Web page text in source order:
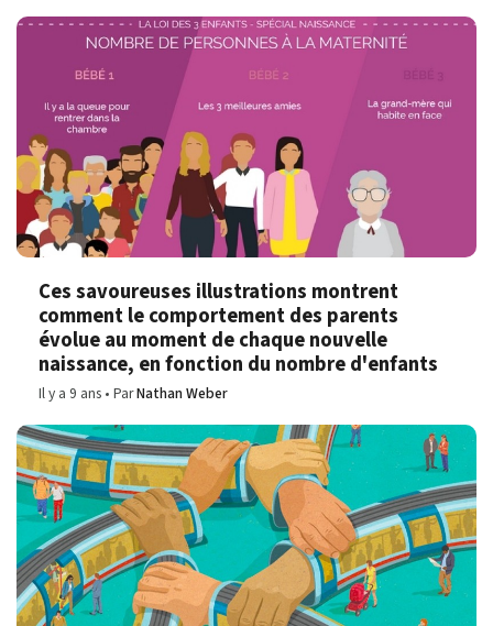
Ces savoureuses illustrations montrent
comment le comportement des parents
évolue au moment de chaque nouvelle
naissance, en fonction du nombre d'enfants
Il y a 9 ans ParNathan Weber